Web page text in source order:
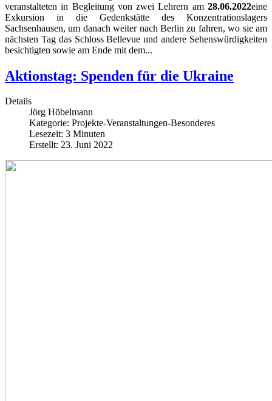
veranstalteten in Begleitung von zwei Lehrern am 28.06.2022eine
Exkursion in die Gedenkstätte des Konzentrationslagers
Sachsenhausen, um danach weiter nach Berlin zu fahren, wo sie am
nächsten Tag das Schloss Bellevue und andere Sehenswürdigkeiten
besichtigten sowie am Ende mit dem...
Aktionstag: Spenden für die Ukraine
Details
Jörg Höbelmann
Kategorie: Projekte-Veranstaltungen-Besonderes
Lesezeit: 3 Minuten
Erstellt: 23. Juni 2022